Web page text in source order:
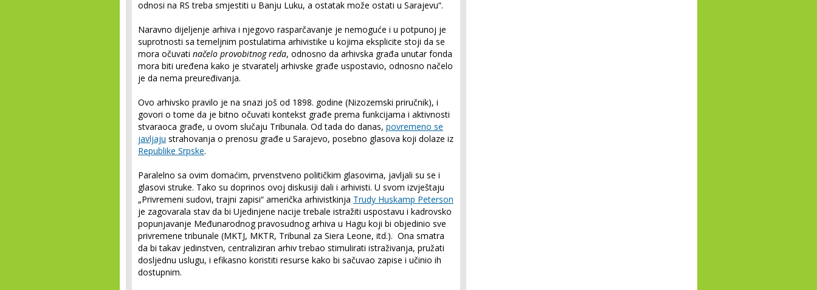
odnosi na RS treba smjestiti u Banju Luku, a ostatak može ostati u Sarajevu“.
Naravno dijeljenje arhiva i njegovo rasparčavanje je nemoguće i u potpunoj je
suprotnosti sa temeljnim postulatima arhivistike u kojima eksplicite stoji da se
mora očuvati načelo provobitnog reda, odnosno da arhivska građa unutar fonda
mora biti uređena kako je stvaratelj arhivske građe uspostavio, odnosno načelo
je da nema preuređivanja.
Ovo arhivsko pravilo je na snazi još od 1898. godine (Nizozemski priručnik), i
govori o tome da je bitno očuvati kontekst građe prema funkcijama i aktivnosti
stvaraoca građe, u ovom slučaju Tribunala. Od tada do danas, povremeno se
javljaju strahovanja o prenosu građe u Sarajevo, posebno glasova koji dolaze iz
Republike Srpske.
Paralelno sa ovim domaćim, prvenstveno političkim glasovima, javljali su se i
glasovi struke. Tako su doprinos ovoj diskusiji dali i arhivisti. U svom izvještaju
„Privremeni sudovi, trajni zapisi“ američka arhivistkinja Trudy Huskamp Peterson
je zagovarala stav da bi Ujedinjene nacije trebale istražiti uspostavu i kadrovsko
popunjavanje Međunarodnog pravosudnog arhiva u Hagu koji bi objedinio sve
privremene tribunale (MKTJ, MKTR, Tribunal za Siera Leone, itd.). Ona smatra
da bi takav jedinstven, centraliziran arhiv trebao stimulirati istraživanja, pružati
dosljednu uslugu, i efikasno koristiti resurse kako bi sačuvao zapise i učinio ih
dostupnim.